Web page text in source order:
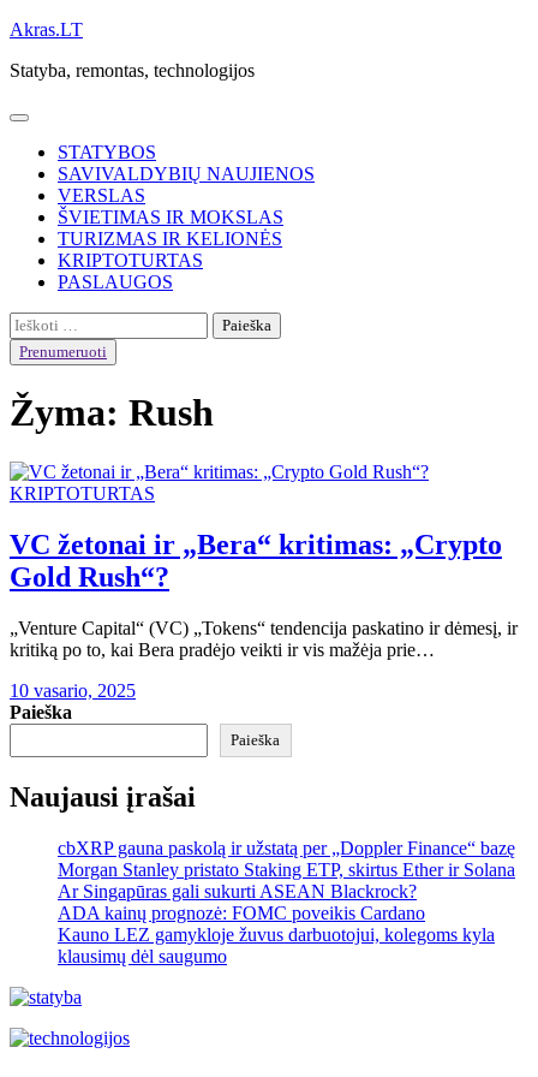
Skip
content
Akras.LT
Statyba, remontas, technologijos
STATYBOS
SAVIVALDYBIŲ NAUJIENOS
VERSLAS
ŠVIETIMAS IR MOKSLAS
TURIZMAS IR KELIONĖS
KRIPTOTURTAS
PASLAUGOS
Ieškoti:
Prenumeruoti
Žyma: Rush
KRIPTOTURTAS
VC žetonai ir „Bera“ kritimas: „Crypto
Gold Rush“?
„Venture Capital“ (VC) „Tokens“ tendencija paskatino ir dėmesį, ir
kritiką po to, kai Bera pradėjo veikti ir vis mažėja prie…
10 vasario, 2025
Paieška
Paieška
Naujausi įrašai
cbXRP gauna paskolą ir užstatą per „Doppler Finance“ bazę
Morgan Stanley pristato Staking ETP, skirtus Ether ir Solana
Ar Singapūras gali sukurti ASEAN Blackrock?
ADA kainų prognozė: FOMC poveikis Cardano
Kauno LEZ gamykloje žuvus darbuotojui, kolegoms kyla
klausimų dėl saugumo